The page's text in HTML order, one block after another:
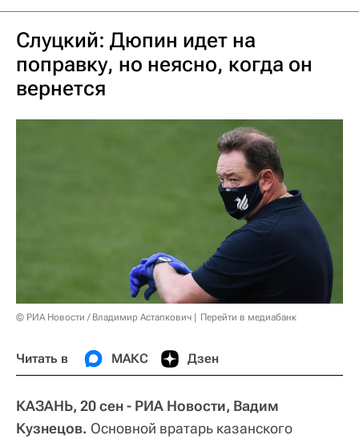
Слуцкий: Дюпин идет на
поправку, но неясно, когда он
вернется
© РИА Новости / Владимир Астапкович Перейти в медиабанк
Читать в МАКС Дзен
КАЗАНЬ, 20 сен - РИА Новости, Вадим
Кузнецов. Основной вратарь казанского